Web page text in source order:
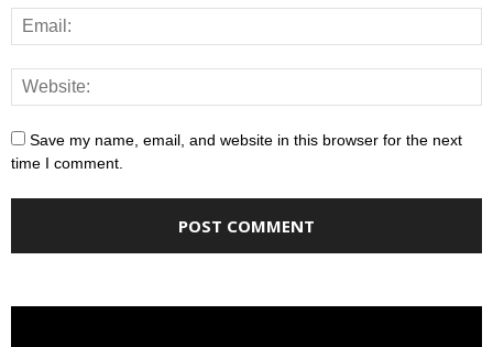
Save my name, email, and website in this browser for the next
time I comment.